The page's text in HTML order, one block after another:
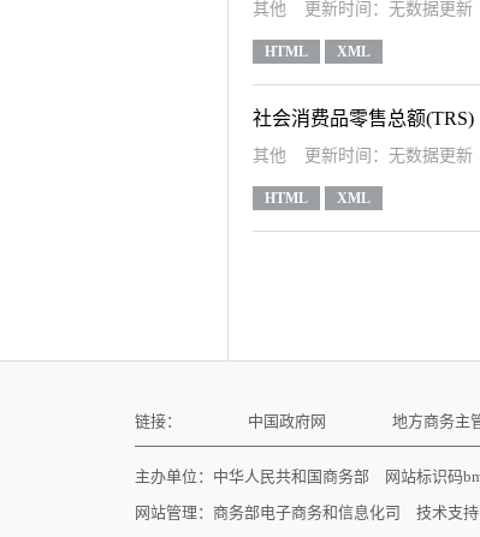
其他 更新时间：无数据更新
HTML XML
社会消费品零售总额(TRS)
其他 更新时间：无数据更新
HTML XML
链接： 中国政府网 地方商务主
主办单位：中华人民共和国商务部 网站标识码
网站管理：商务部电子商务和信息化司 技术支持